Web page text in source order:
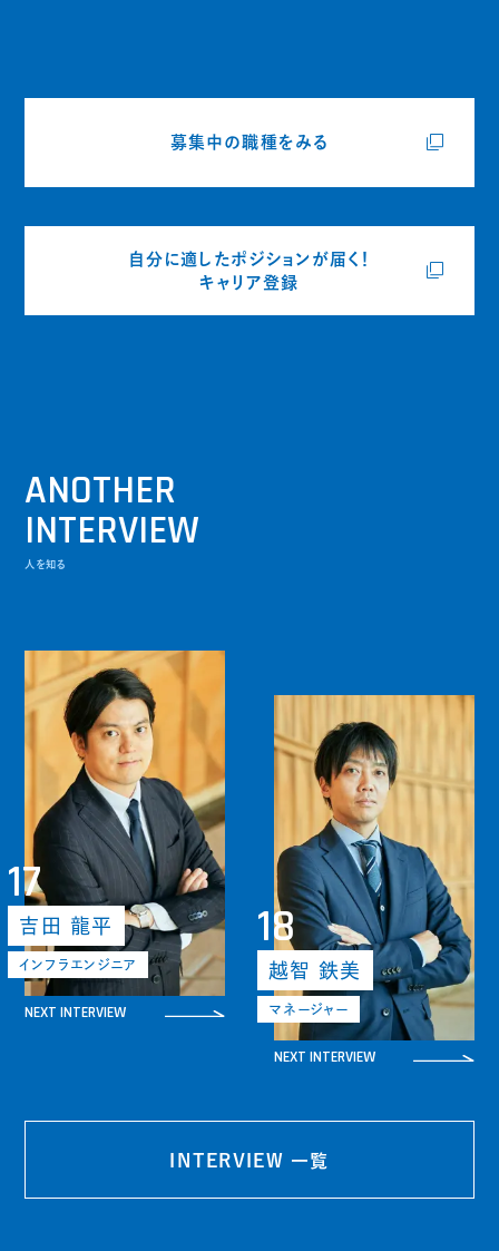
募集中の職種をみる
自分に適したポジションが届く！
キャリア登録
ANOTHER
INTERVIEW
人を知る
17
吉田 龍平
インフラエンジニア
NEXT INTERVIEW
18
越智 鉄美
マネージャー
NEXT INTERVIEW
INTERVIEW 一覧